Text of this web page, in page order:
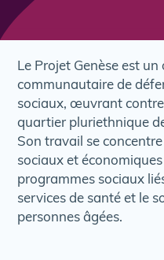
Le Projet Genèse est
communautaire de
sociaux, œuvrant
quartier pluriethnique
Son travail se
sociaux et
programmes sociaux
services de santé et le
personnes âgées.